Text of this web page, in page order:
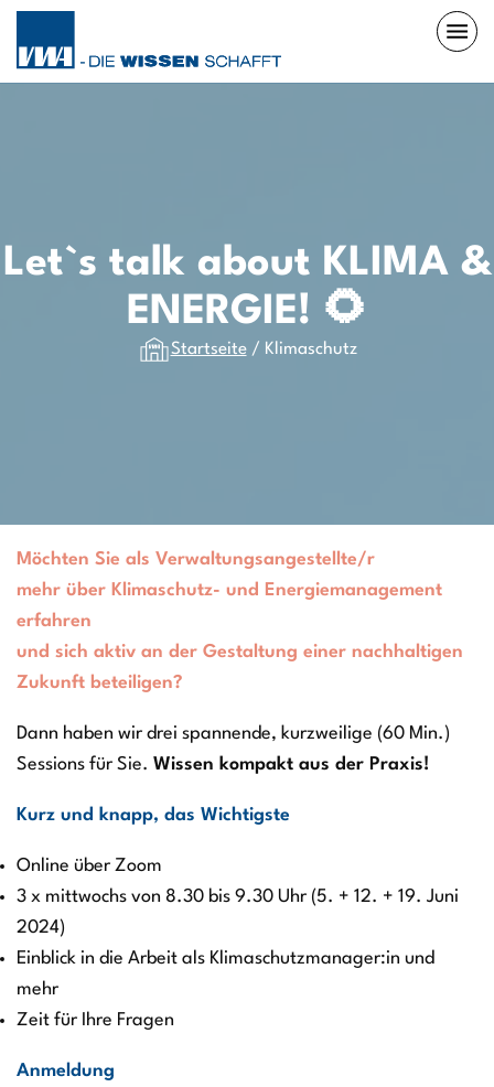
Let`s talk about KLIMA &
ENERGIE! 🌻
Startseite / Klimaschutz
Möchten Sie als Verwaltungsangestellte/r
mehr über Klimaschutz- und Energiemanagement
erfahren
und sich aktiv an der Gestaltung einer nachhaltigen
Zukunft beteiligen?
Dann haben wir drei spannende, kurzweilige (60 Min.)
Sessions für Sie. Wissen kompakt aus der Praxis!
Kurz und knapp, das Wichtigste
Online über Zoom
3 x mittwochs von 8.30 bis 9.30 Uhr (5. + 12. + 19. Juni
2024)
Einblick in die Arbeit als Klimaschutzmanager:in und
mehr
Zeit für Ihre Fragen
Anmeldung